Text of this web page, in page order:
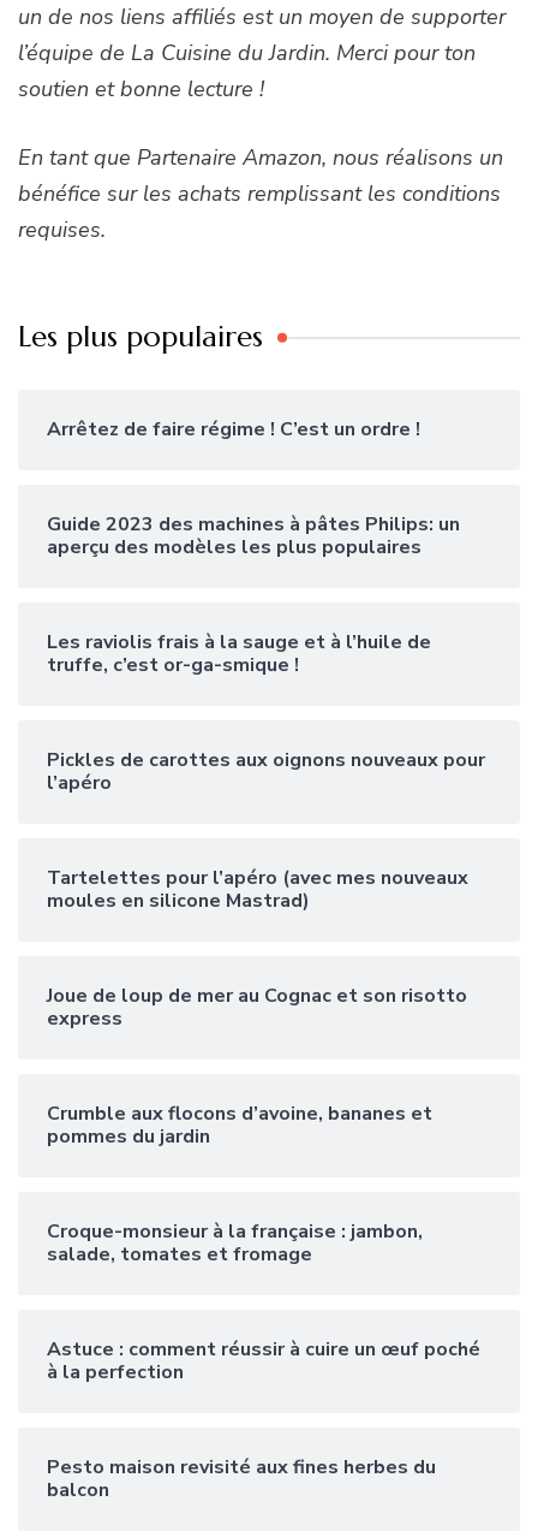
un de nos liens affiliés est un moyen de supporter
l’équipe de La Cuisine du Jardin. Merci pour ton
soutien et bonne lecture !
En tant que Partenaire Amazon, nous réalisons un
bénéfice sur les achats remplissant les conditions
requises.
Les plus populaires
Arrêtez de faire régime ! C’est un ordre !
Guide 2023 des machines à pâtes Philips: un
aperçu des modèles les plus populaires
Les raviolis frais à la sauge et à l’huile de
truffe, c’est or-ga-smique !
Pickles de carottes aux oignons nouveaux pour
l’apéro
Tartelettes pour l’apéro (avec mes nouveaux
moules en silicone Mastrad)
Joue de loup de mer au Cognac et son risotto
express
Crumble aux flocons d’avoine, bananes et
pommes du jardin
Croque-monsieur à la française : jambon,
salade, tomates et fromage
Astuce : comment réussir à cuire un œuf poché
à la perfection
Pesto maison revisité aux fines herbes du
balcon